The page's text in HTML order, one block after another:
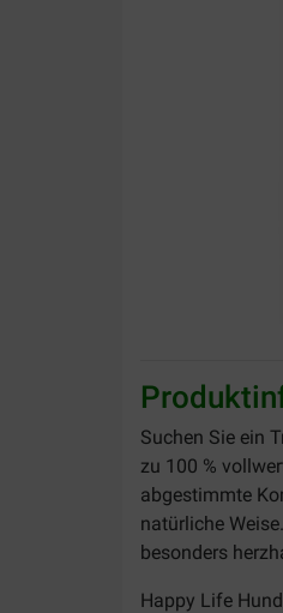
Suchen Sie ein
zu 100 %
abgestimmte
natürliche
besonders
Happy Life